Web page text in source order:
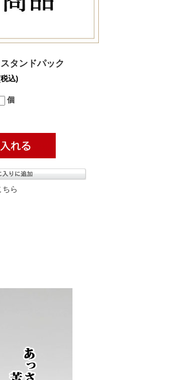
タンドパック
込)
個
ちら